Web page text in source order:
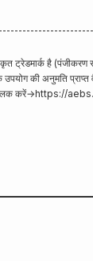
ट्रेडमार्क है
उपयोग की अनुमति
करें→https://